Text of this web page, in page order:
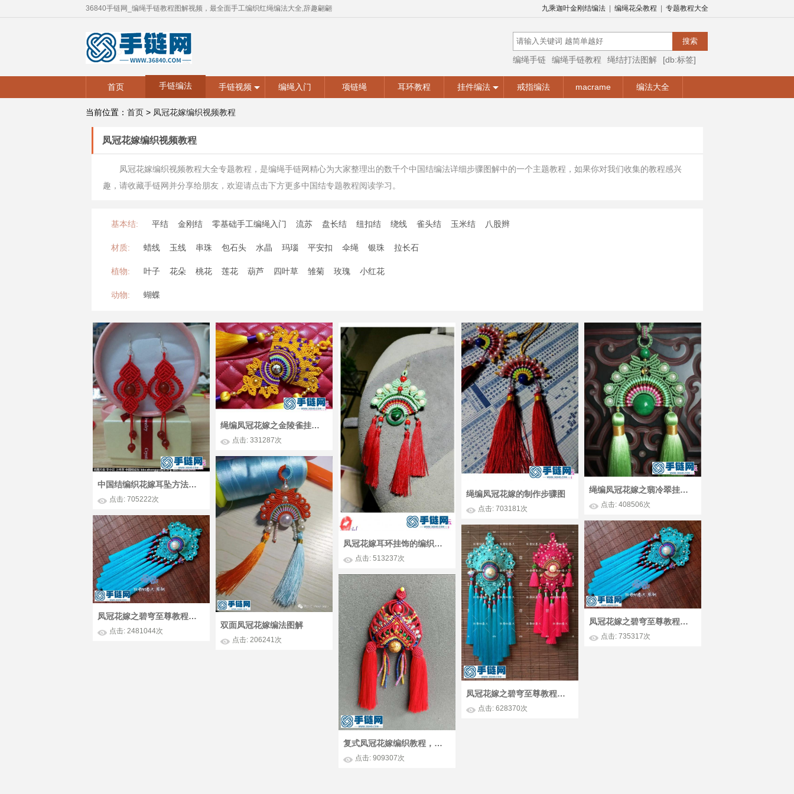
九乘迦叶金刚结编法 编绳花朵教程 专题教程大全
36840手链网_编绳手链教程图解视频，最全面手工编织红绳编法大全,辞趣翩翩
编绳手链 编绳手链教程 绳结打法图解
[db:标签]
首页
手链编法 手链视频 编绳入门 项链绳 耳环教程 挂件编法 戒指编法 macrame 编法大全
当前位置： 首页 > 凤冠花嫁编织视频教程
凤冠花嫁编织视频教程
凤冠花嫁编织视频教程大全专题教程，是编绳手链网精心为大家整理出的数千个中国结编法详细步骤图解中的一个主题教程，如果你对我们收集的教程感兴
趣，请收藏手链网并分享给朋友，欢迎请点击下方更多中国结专题教程阅读学习。
基本结: 平结 金刚结 零基础手工编绳入门 流苏 盘长结 纽扣结 绕线 雀头结 玉米结 八股辫
材质: 蜡线 玉线 串珠 包石头 水晶 玛瑙 平安扣 伞绳 银珠 拉长石
植物: 叶子 花朵 桃花 莲花 葫芦 四叶草 雏菊 玫瑰 小红花
动物: 蝴蝶
中国结编织花嫁耳坠方法图解
点击: 705222次
绳编凤冠花嫁之金陵雀挂饰的详细制作图解
点击: 331287次
凤冠花嫁耳环挂饰的编织方法
点击: 513237次
绳编凤冠花嫁的制作步骤图
点击: 703181次
绳编凤冠花嫁之翡冷翠挂件的详细制作步骤图
点击: 408506次
双面凤冠花嫁编法图解
点击: 206241次
凤冠花嫁之碧穹至尊教程（上）
点击: 2481044次
凤冠花嫁之碧穹至尊教程（中）
点击: 735317次
凤冠花嫁之碧穹至尊教程（下）
点击: 628370次
复式凤冠花嫁编织教程，民族风花嫁
点击: 909307次